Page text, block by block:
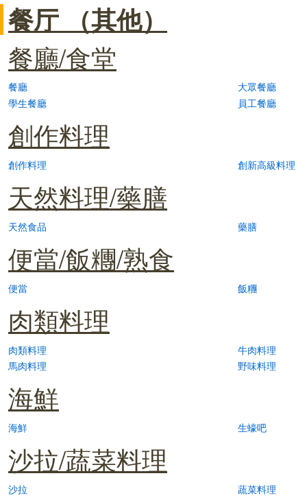
餐厅 （其他）
餐廳/食堂
餐廳
大眾餐廳
學生餐廳
員工餐廳
創作料理
創作料理 創新高級料理
天然料理/藥膳
天然食品 藥膳
便當/飯糰/熟食
便當 飯糰
肉類料理
肉類料理
牛肉料理
馬肉料理
野味料理
海鮮
海鮮 生蠔吧
沙拉/蔬菜料理
沙拉 蔬菜料理